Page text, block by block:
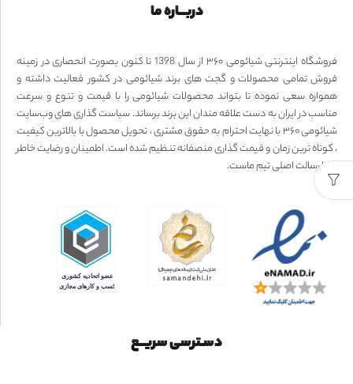
دربـــاره ما
فروشگاه اینترنتی شیائومی ۳۶۰ از سال 1398 تا کنون بصورت انحصاری در زمینه
فروش تمامی محصولات و گجت های برند شیائومی در کشور فعالیت داشته و
همواره سعی نموده تا بتواند محصولات شیائومی را با قیمت و تنوع و سرعت
مناسب در ایران به دست علاقه مندان این برند برساند. سیاست گذاری های وب‌سایت
شیائومی ۳۶۰ با نهایت احترام به حقوق مشتری ، تحویل محصول با بالاترین کیفیت
، کوتاه ترین زمان و قیمت گذاری منصفانه تنظیم شده است. اطمینان و رضایت خاطر
شما رسالت اصلی تیم ماست.
دسـترسی سریــع